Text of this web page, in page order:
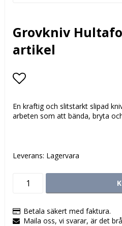
Grovkniv
artikel
En kraftig och slitstarkt slipad
arbeten som att bända, bryta
Leverans: Lagervara
Betala säkert med faktura.
Maila oss, vi svarar, är det